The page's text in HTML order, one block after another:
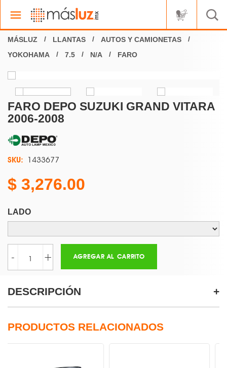
LLANTAS
AUTOS Y CAMIONETAS
YOKOHAMA
7.5 N/A FARO
FARO DEPO SUZUKI GRAND VITARA
2006-2008
SKU: 1433677
3,276.00
LADO
- + AGREGAR AL CARRITO
DESCRIPCIÓN
PRODUCTOS RELACIONADOS